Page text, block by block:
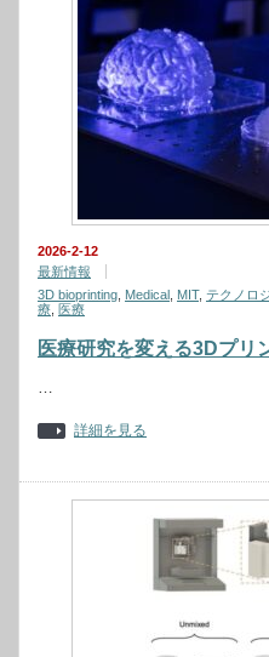
2026-2-12
最新情報
3D bioprinting Medical MIT, テクノロ
療 医療
医療研究を変える3Dプリ
…
詳細を見る